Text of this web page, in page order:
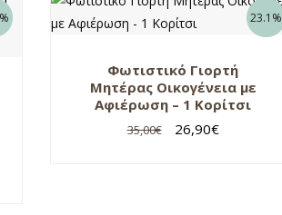
23.1%
Φωτιστικό Γιορτή
Μητέρας Οικογένεια με
Αφιέρωση – 1 Κορίτσι
35,00€ 26,90€